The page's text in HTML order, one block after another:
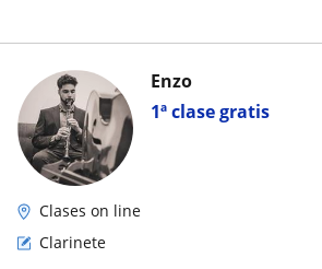
1ª clase gratis
Enzo
Clases on line
Clarinete